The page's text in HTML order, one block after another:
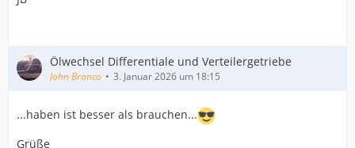
Ölwechsel Differentiale und Verteilergetriebe
John Bronco 3. Januar 2026 um 18:15
...haben ist besser als brauchen...
Grüße